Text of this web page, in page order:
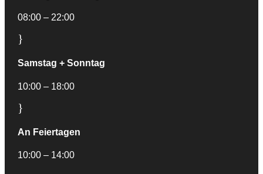
08:00 – 22:00
}
Samstag + Sonntag
10:00 – 18:00
}
An Feiertagen
10:00 – 14:00